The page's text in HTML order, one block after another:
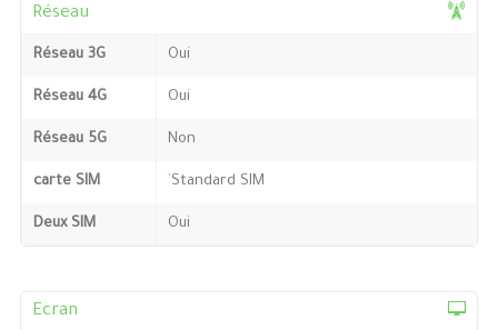
Réseau
Réseau 3G Oui
Réseau 4G Oui
Réseau 5G Non
carte SIM `Standard SIM
Deux SIM Oui
Ecran